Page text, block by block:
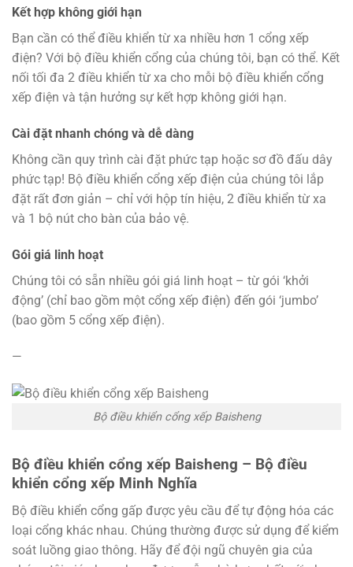
Kết hợp không giới hạn
Bạn cần có thể điều khiển từ xa nhiều hơn 1 cổng xếp
điện? Với bộ điều khiển cổng của chúng tôi, bạn có thể. Kết
nối tối đa 2 điều khiển từ xa cho mỗi bộ điều khiển cổng
xếp điện và tận hưởng sự kết hợp không giới hạn.
Cài đặt nhanh chóng và dễ dàng
Không cần quy trình cài đặt phức tạp hoặc sơ đồ đấu dây
phức tạp! Bộ điều khiển cổng xếp điện của chúng tôi lắp
đặt rất đơn giản – chỉ với hộp tín hiệu, 2 điều khiển từ xa
và 1 bộ nút cho bàn của bảo vệ.
Gói giá linh hoạt
Chúng tôi có sẵn nhiều gói giá linh hoạt – từ gói ‘khởi
động’ (chỉ bao gồm một cổng xếp điện) đến gói ‘jumbo’
(bao gồm 5 cổng xếp điện).
—
Bộ điều khiển cổng xếp Baisheng
Bộ điều khiển cổng xếp Baisheng – Bộ điều
khiển cổng xếp Minh Nghĩa
Bộ điều khiển cổng gấp được yêu cầu để tự động hóa các
loại cổng khác nhau. Chúng thường được sử dụng để kiểm
soát luồng giao thông. Hãy để đội ngũ chuyên gia của